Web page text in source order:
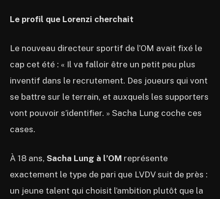
Le profil que Lorenzi cherchait
Le nouveau directeur sportif de l’OM avait fixé le
cap cet été : « Il va falloir être un petit peu plus
inventif dans le recrutement. Des joueurs qui vont
se battre sur le terrain, et auxquels les supporters
vont pouvoir s’identifier. » Sacha Lung coche ces
cases.
À 18 ans, Sacha Lung à l’OM représente
exactement le type de pari que LVDV suit de près :
un jeune talent qui choisit l’ambition plutôt que la